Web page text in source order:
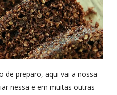
de preparo, aqui vai a nossa
nessa e em muitas outras